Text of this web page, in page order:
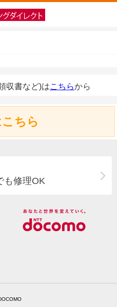
収書など)はこちらから
ちら
も修理OK